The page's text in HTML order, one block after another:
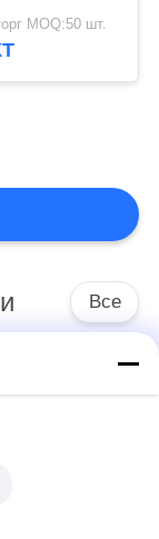
32
12
Filter
PTFE
MOQ:50 шт.
Все
пакет